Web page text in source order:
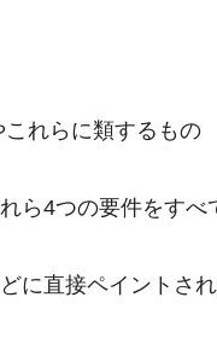
れらに類するもの
ら4つの要件をすべ
に直接ペイントさ